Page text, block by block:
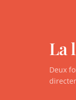
La
Deux